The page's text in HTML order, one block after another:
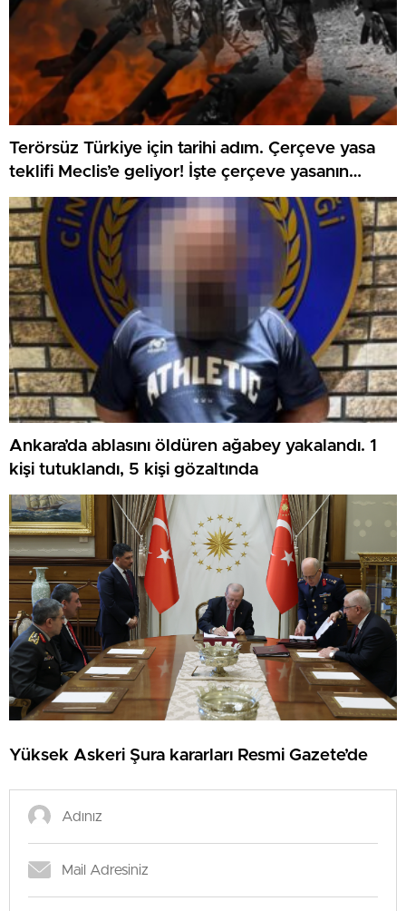
Terörsüz Türkiye için tarihi adım. Çerçeve yasa
teklifi Meclis’e geliyor! İşte çerçeve yasanın
detayları
Ankara’da ablasını öldüren ağabey yakalandı. 1
kişi tutuklandı, 5 kişi gözaltında
Yüksek Askeri Şura kararları Resmi Gazete’de